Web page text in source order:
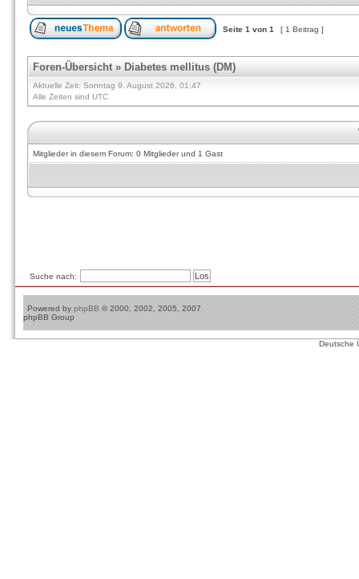
Seite 1 von 1 [ 1 Beitrag ]
Foren-Übersicht» Diabetes mellitus (DM)
Aktuelle Zeit: Sonntag 9. August 2026, 01:47
Alle Zeiten sind UTC
Mitglieder in diesem Forum: 0 Mitglieder und 1 Gast
Suche nach:
Powered by phpBB © 2000, 2002, 2005, 2007
phpBB Group
Deutsche